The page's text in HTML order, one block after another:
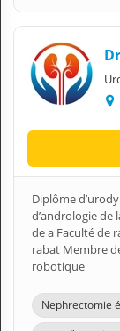
Diplôme
d’andrologie de
de a Faculté de
rabat Membre
robotique
Nephrectomie